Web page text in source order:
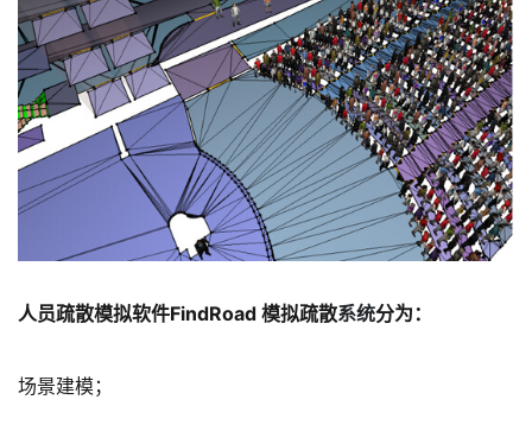
人员疏散模拟软件FindRoad 模拟疏散系统分为：
场景建模；